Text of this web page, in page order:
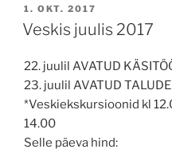
POSTED
ON
1. OKT. 2017
Veskis juulis 2017
22. juulil AVATUD
23. juulil AVATUD
*Veskiekskursioonid kl
14.00
Selle päeva hind: